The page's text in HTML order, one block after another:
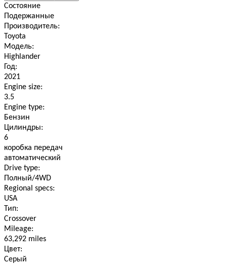
Состояние
Подержанные
Производитель:
Toyota
Модель:
Highlander
Год:
2021
Engine size:
3.5
Engine type:
Бензин
Цилиндры:
6
коробка передач
автоматический
Drive type:
Полный/4WD
Regional specs:
USA
Тип:
Crossover
Mileage:
63,292 miles
Цвет:
Серый